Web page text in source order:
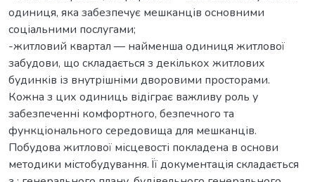
одиниця, яка забезпечує мешканців основними
соціальними послугами;
-житловий квартал — найменша одиниця житлової
забудови, що складається з декількох житлових
будинків із внутрішніми дворовими просторами.
Кожна з цих одиниць відіграє важливу роль у
забезпеченні комфортного, безпечного та
функціонального середовища для мешканців.
Побудова житлової місцевості покладена в основи
методики містобудування. Її документація складається